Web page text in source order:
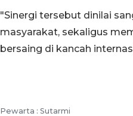
"Sinergi tersebut dinilai
masyarakat, sekaligus
bersaing di kancah
Pewarta : Sutarmi